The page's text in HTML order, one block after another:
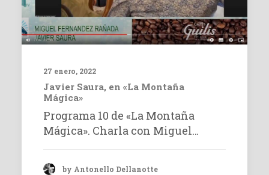
27 enero, 2022
Javier Saura, en «La Montaña
Mágica»
Programa 10 de «La Montaña
Mágica». Charla con Miguel…
by Antonello Dellanotte